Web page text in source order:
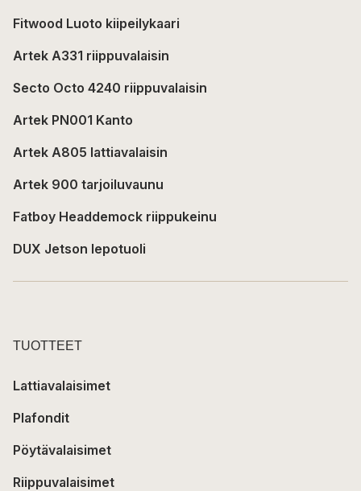
Fitwood Luoto kiipeilykaari
Artek A331 riippuvalaisin
Secto Octo 4240 riippuvalaisin
Artek PN001 Kanto
Artek A805 lattiavalaisin
Artek 900 tarjoiluvaunu
Fatboy Headdemock riippukeinu
DUX Jetson lepotuoli
TUOTTEET
Lattiavalaisimet
Plafondit
Pöytävalaisimet
Riippuvalaisimet